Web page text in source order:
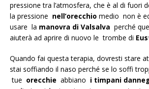
pressione tra l’atmosfera, che è al di fuori
la pressione nell’orecchio medio non è
usare la manovra di Valsalva perché
aiuterà ad aprire di nuovo le trombe di
Quando fai questa terapia, dovresti stare
stai soffiando il naso perché se lo soffi
tue orecchie abbiano i timpani